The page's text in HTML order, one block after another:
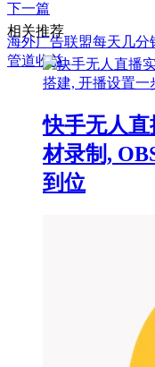
下一篇
海外广告联盟每天几分
管道收益
相关推荐
快手无人
材录制,
到位